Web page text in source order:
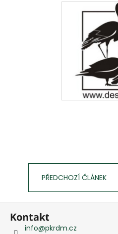
PŘEDCHOZÍ ČLÁNEK
Kontakt
info@pkrdm.cz